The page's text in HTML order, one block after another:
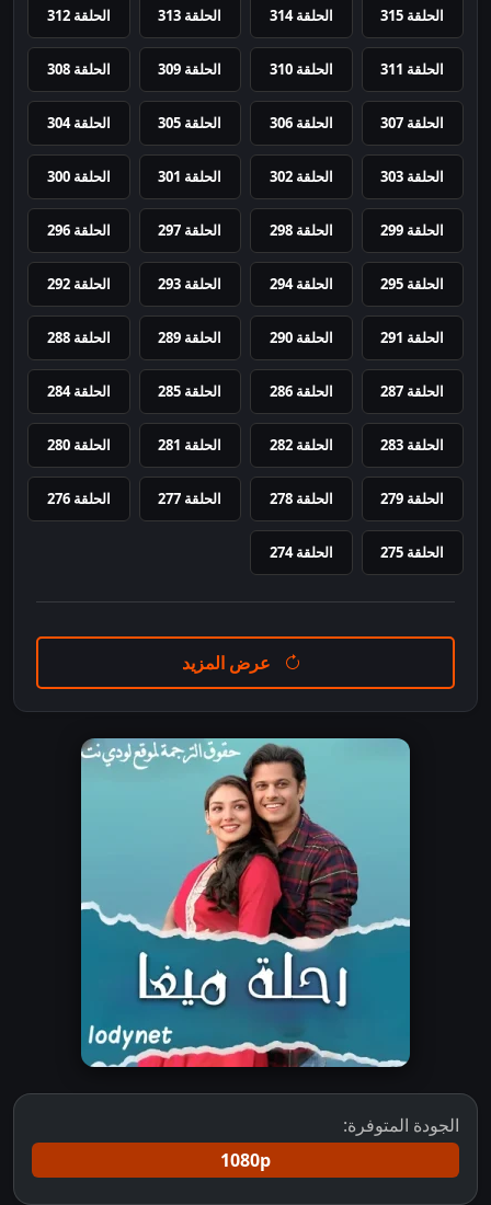
الحلقة 315 الحلقة 314 الحلقة 313 الحلقة 312
الحلقة 311 الحلقة 310 الحلقة 309 الحلقة 308
الحلقة 307 الحلقة 306 الحلقة 305 الحلقة 304
الحلقة 303 الحلقة 302 الحلقة 301 الحلقة 300
الحلقة 299 الحلقة 298 الحلقة 297 الحلقة 296
الحلقة 295 الحلقة 294 الحلقة 293 الحلقة 292
الحلقة 291 الحلقة 290 الحلقة 289 الحلقة 288
الحلقة 287 الحلقة 286 الحلقة 285 الحلقة 284
الحلقة 283 الحلقة 282 الحلقة 281 الحلقة 280
الحلقة 279 الحلقة 278 الحلقة 277 الحلقة 276
الحلقة 275 الحلقة 274
عرض المزيد
الجودة المتوفرة:
1080p